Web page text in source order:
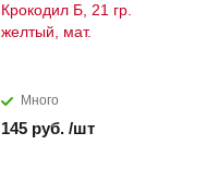
Крокодил Б, 21 гр.
желтый, мат.
Много
145 руб. /шт